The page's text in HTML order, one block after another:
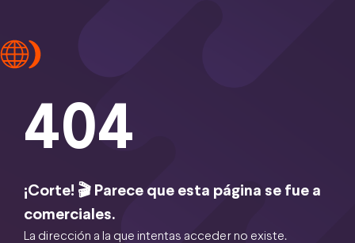
404
¡Corte! 🎬 Parece que esta página se fue a
comerciales.
La dirección a la que intentas acceder no existe.